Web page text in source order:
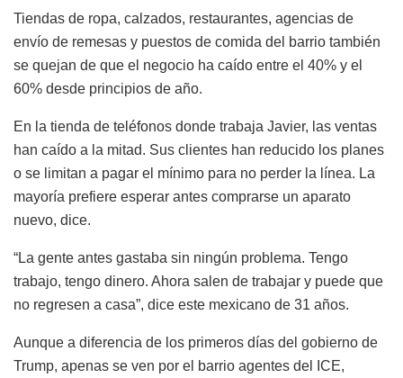
Tiendas de ropa, calzados, restaurantes, agencias de
envío de remesas y puestos de comida del barrio también
se quejan de que el negocio ha caído entre el 40% y el
60% desde principios de año.
En la tienda de teléfonos donde trabaja Javier, las ventas
han caído a la mitad. Sus clientes han reducido los planes
o se limitan a pagar el mínimo para no perder la línea. La
mayoría prefiere esperar antes comprarse un aparato
nuevo, dice.
“La gente antes gastaba sin ningún problema. Tengo
trabajo, tengo dinero. Ahora salen de trabajar y puede que
no regresen a casa”, dice este mexicano de 31 años.
Aunque a diferencia de los primeros días del gobierno de
Trump, apenas se ven por el barrio agentes del ICE,